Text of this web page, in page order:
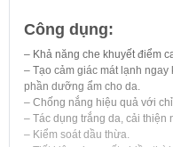
Công dụng:
– Khả năng che khuyết điểm
– Tạo cảm giác mát lạnh
phần dưỡng ẩm cho da.
– Chống nắng hiệu quả với
– Tác dụng trắng da, cải thiện
– Kiểm soát dầu thừa.